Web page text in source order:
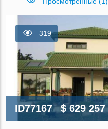
319
ID77167 $ 629 257